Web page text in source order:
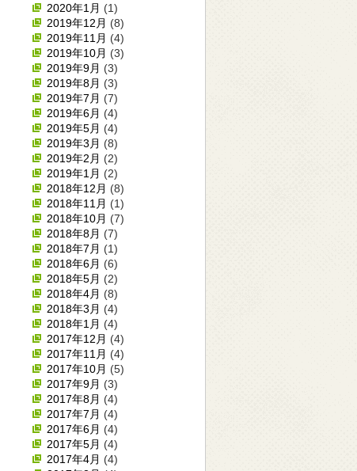
2020年1月 (1)
2019年12月 (8)
2019年11月 (4)
2019年10月 (3)
2019年9月 (3)
2019年8月 (3)
2019年7月 (7)
2019年6月 (4)
2019年5月 (4)
2019年3月 (8)
2019年2月 (2)
2019年1月 (2)
2018年12月 (8)
2018年11月 (1)
2018年10月 (7)
2018年8月 (7)
2018年7月 (1)
2018年6月 (6)
2018年5月 (2)
2018年4月 (8)
2018年3月 (4)
2018年1月 (4)
2017年12月 (4)
2017年11月 (4)
2017年10月 (5)
2017年9月 (3)
2017年8月 (4)
2017年7月 (4)
2017年6月 (4)
2017年5月 (4)
2017年4月 (4)